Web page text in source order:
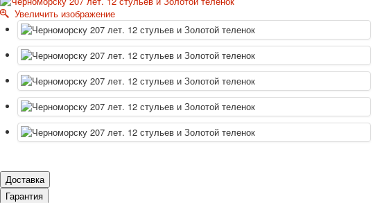
Увеличить изображение
Доставка
Гарантия